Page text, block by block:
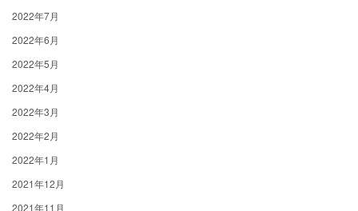
2022年7月
2022年6月
2022年5月
2022年4月
2022年3月
2022年2月
2022年1月
2021年12月
2021年11月